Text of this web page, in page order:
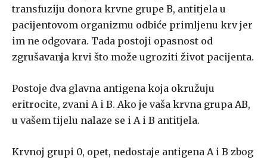
transfuziju donora krvne grupe B, antitjela u
pacijentovom organizmu odbiće primljenu krv jer
im ne odgovara. Tada postoji opasnost od
zgrušavanja krvi što može ugroziti život pacijenta.
Postoje dva glavna antigena koja okružuju
eritrocite, zvani A i B. Ako je vaša krvna grupa AB,
u vašem tijelu nalaze se i A i B antitjela.
Krvnoj grupi 0, opet, nedostaje antigena A i B zbog